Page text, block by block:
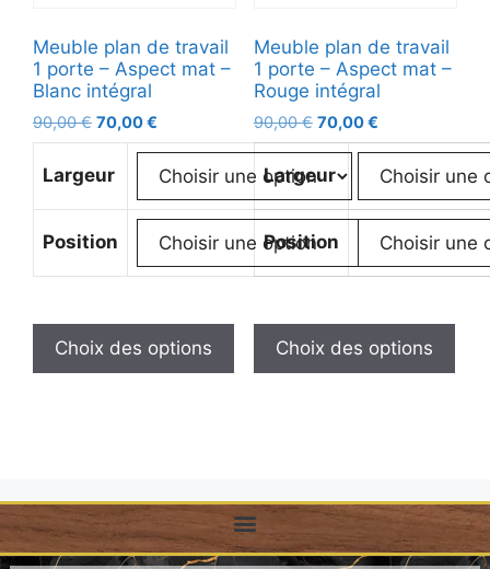
Meuble plan de travail
1 porte – Aspect mat –
Blanc intégral
90,00€ 70,00€
Largeur
Position
Choix des options
Meuble plan de travail
1 porte – Aspect mat –
Rouge intégral
90,00€ 70,00€
Largeur
Position
Choix des options